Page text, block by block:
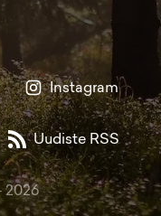
Instagram
Uudiste RSS
2026